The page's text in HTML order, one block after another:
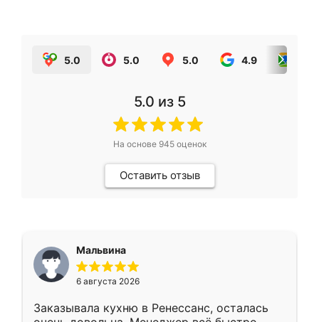
5.0 5.0 5.0 4.9
5.0 из 5
На основе 945оценок
Оставить отзыв
Мальвина
6 августа 2026
Заказывала кухню в Ренессанс, осталась